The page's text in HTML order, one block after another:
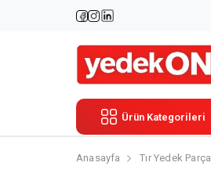
Ürün Kategorileri
Anasayfa Tır Yedek Parça